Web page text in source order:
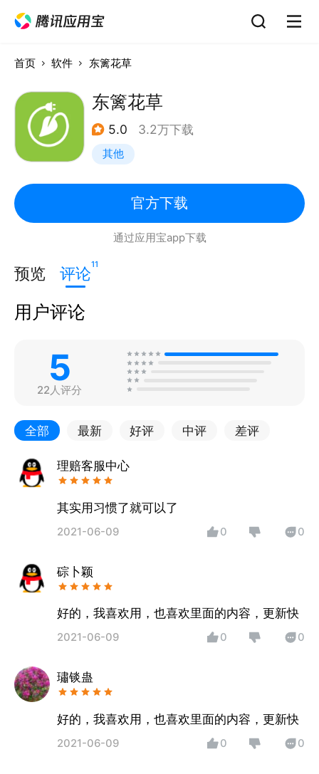
首页 软件 东篱花草
东篱花草
5.0 3.2万下载
其他
官方下载
通过应用宝app下载
预览 评论11
用户评论
5
22人评分
全部 最新 好评 中评 差评
理赔客服中心
其实用习惯了就可以了
2021-06-09 0 0
碂卜颖
好的，我喜欢用，也喜欢里面的内容，更新快
2021-06-09 0 0
璛锬蛊
好的，我喜欢用，也喜欢里面的内容，更新快
2021-06-09 0 0